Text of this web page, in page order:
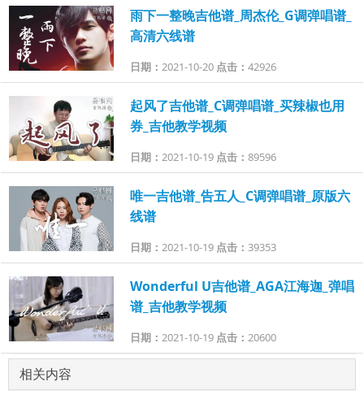
雨下一整晚吉他谱_周杰伦_G调弹唱谱_
高清六线谱
日期： 2021-10-20 点击： 42926
起风了吉他谱_C调弹唱谱_买辣椒也用
券_吉他教学视频
日期： 2021-10-19 点击： 89596
唯一吉他谱_告五人_C调弹唱谱_原版六
线谱
日期： 2021-10-19 点击： 39353
Wonderful U吉他谱_AGA江海迦_弹唱
谱_吉他教学视频
日期： 2021-10-19 点击： 20600
相关内容